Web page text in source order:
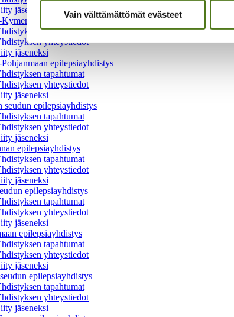
Vain välttämättömät evästeet
jäseneksi
epilepsiayhdistys
tapahtumat
yhteystiedot
jäseneksi
epilepsiayhdistys
tapahtumat
yhteystiedot
jäseneksi
seudun epilepsiayhdistys
tapahtumat
yhteystiedot
jäseneksi
epilepsiayhdistys
tapahtumat
yhteystiedot
jäseneksi
epilepsiayhdistys
tapahtumat
yhteystiedot
jäseneksi
epilepsiayhdistys
tapahtumat
yhteystiedot
jäseneksi
epilepsiayhdistys
tapahtumat
yhteystiedot
jäseneksi